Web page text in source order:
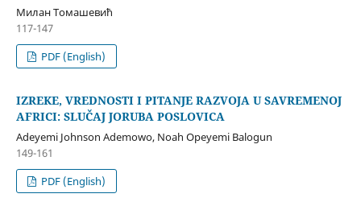
Милан Томашевић
117-147
PDF (English)
IZREKE, VREDNOSTI I PITANJE RAZVOJA U SAVREMENOJ
AFRICI: SLUČAJ JORUBA POSLOVICA
Adeyemi Johnson Ademowo, Noah Opeyemi Balogun
149-161
PDF (English)